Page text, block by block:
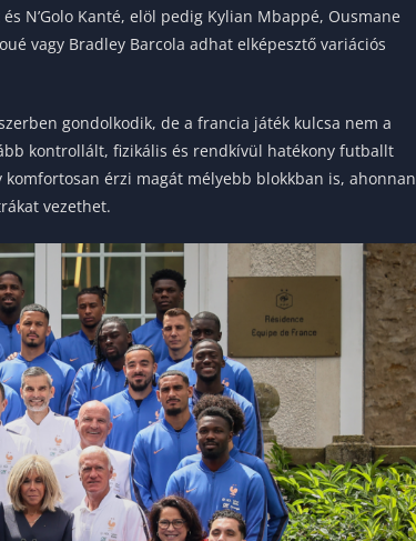
N’Golo Kanté, elöl pedig Kylian Mbappé, Ousmane
vagy Bradley Barcola adhat elképesztő variációs
gondolkodik, de a francia játék kulcsa nem a
kontrollált, fizikális és rendkívül hatékony futballt
érzi magát mélyebb blokkban is, ahonnan
vezethet.